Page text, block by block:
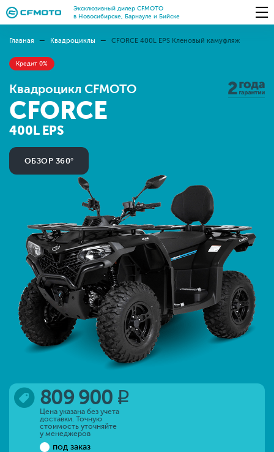
Эксклюзивный дилер CFMOTO
в Новосибирске, Барнауле и Бийске
Главная Квадроциклы CFORCE 400L EPS Кленовый камуфляж
Кредит 0%
Квадроцикл CFMOTO
CFORCE
400L EPS
809 900 q
Цена указана без учета
доставки. Точную
стоимость уточняйте
у менеджеров
под заказ
ОБЗОР 360°